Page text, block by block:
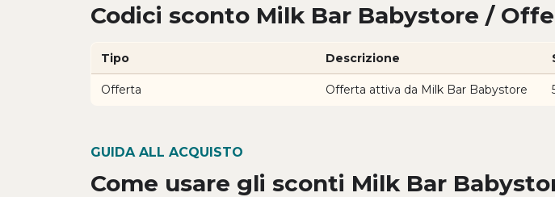
Codici sconto Milk Bar Babystore /
Tipo Descrizione
Offerta Offerta attiva da Milk Bar Babystore
GUIDA ALL ACQUISTO
Come usare gli sconti Milk Bar